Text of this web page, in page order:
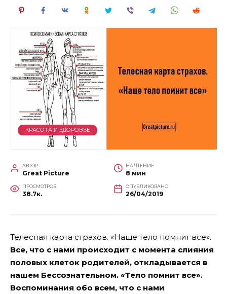
КРАСОТА И ЗДОРОВЬЕ
АВТОР
Great Picture
НА ЧТЕНИЕ
8 мин
ПРОСМОТРОВ
38.7к.
ОПУБЛИКОВАНО
26/04/2019
Телесная карта страхов. «Наше тело помнит все».
Все, что с нами происходит с момента слияния
половых клеток родителей, откладывается в
нашем Бессознательном. «Тело помнит все».
Воспоминания обо всем, что с нами